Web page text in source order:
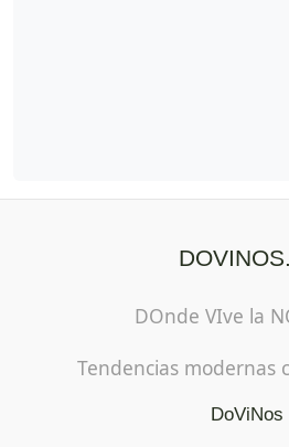
DOnde VIve la
Tendencias modernas
DoViNos